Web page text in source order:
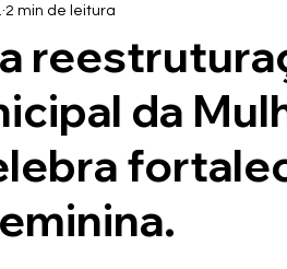
Violência Contra Mulher
da
2 min de leitura